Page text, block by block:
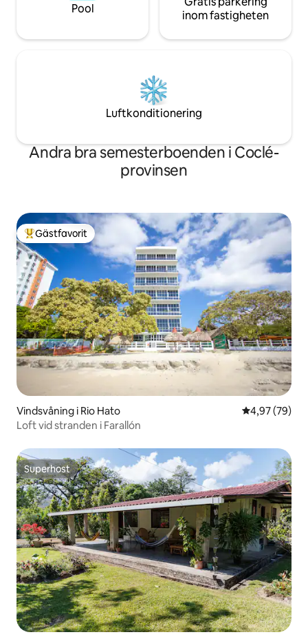
Pool
inom fastigheten
Luftkonditionering
Andra bra semesterboenden i Coclé-
provinsen
Populär gästfavorit
Gästfavorit
Vindsvåning i Rio Hato 4,97 av 5 i
4,97 (79)
Loft vid stranden i Farallón
Superhost
Superhost